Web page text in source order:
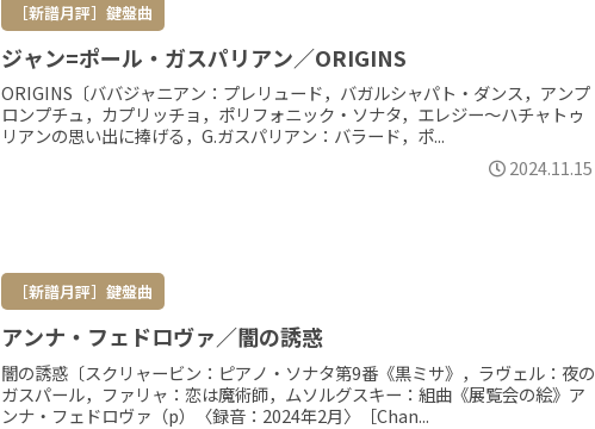
［新譜月評］鍵盤曲
ジャン=ポール・ガスパリアン／ORIGINS
ORIGINS〔ババジャニアン：プレリュード，バガルシャパト・ダンス，アンプ
ロンプチュ，カプリッチョ，ポリフォニック・ソナタ，エレジー～ハチャトゥ
リアンの思い出に捧げる，G.ガスパリアン：バラード，ポ...
2024.11.15
［新譜月評］鍵盤曲
アンナ・フェドロヴァ／闇の誘惑
闇の誘惑〔スクリャービン：ピアノ・ソナタ第9番《黒ミサ》，ラヴェル：夜の
ガスパール，ファリャ：恋は魔術師，ムソルグスキー：組曲《展覧会の絵》ア
ンナ・フェドロヴァ（p）〈録音：2024年2月〉［Chan...